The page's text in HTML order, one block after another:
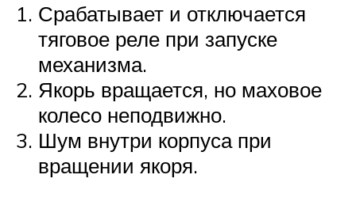
Срабатывает и отключается
тяговое реле при запуске
механизма.
Якорь вращается, но маховое
колесо неподвижно.
Шум внутри корпуса при
вращении якоря.